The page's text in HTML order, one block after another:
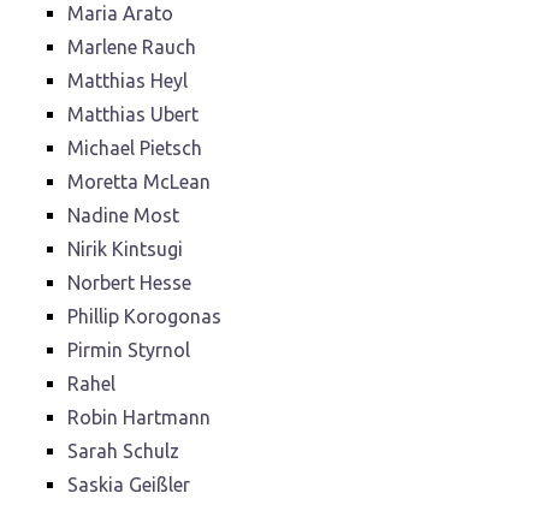
Maria Arato
Marlene Rauch
Matthias Heyl
Matthias Ubert
Michael Pietsch
Moretta McLean
Nadine Most
Nirik Kintsugi
Norbert Hesse
Phillip Korogonas
Pirmin Styrnol
Rahel
Robin Hartmann
Sarah Schulz
Saskia Geißler